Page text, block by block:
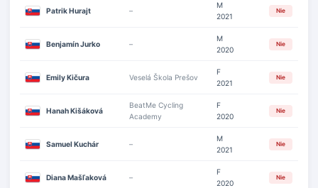
Patrik Hurajt –
M
2021
Nie
Benjamín Jurko –
M
2020
Nie
Emily Kičura Veselá Škola Prešov
F
2021
Nie
Hanah Kišáková
BeatMe Cycling
Academy
F
2020
Nie
Samuel Kuchár –
M
2021
Nie
Diana Mašľaková –
F
2020
Nie